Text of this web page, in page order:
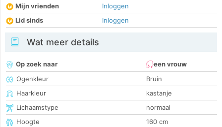
Mijn vrienden
Inloggen
Lid sinds
Inloggen
Wat meer details
Op zoek naar
een vrouw
Ogenkleur
Bruin
Haarkleur
kastanje
Lichaamstype
normaal
Hoogte
160 cm